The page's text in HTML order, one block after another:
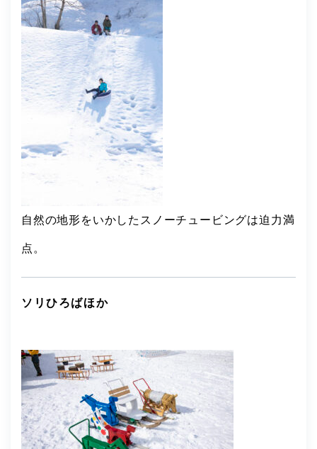
自然の地形をいかしたスノーチュービングは迫力満
点。
ソリひろばほか